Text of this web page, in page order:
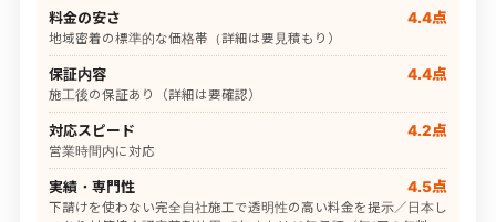
料金の安さ 4.4点
地域密着の標準的な価格帯（詳細は要見積もり）
保証内容 4.4点
施工後の保証あり（詳細は要確認）
対応スピード 4.2点
営業時間内に対応
実績・専門性 4.5点
下請けを使わない完全自社施工で透明性の高い料金を提示／日本し